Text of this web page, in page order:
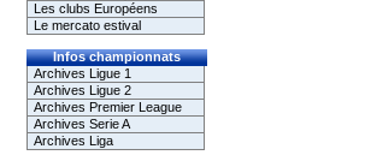
Les clubs Européens
Le mercato estival
Infos championnats
Archives Ligue 1
Archives Ligue 2
Archives Premier League
Archives Serie A
Archives Liga